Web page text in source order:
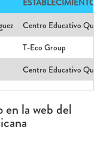
Centro Educativo
T-Eco Group
Centro Educativo
la web del